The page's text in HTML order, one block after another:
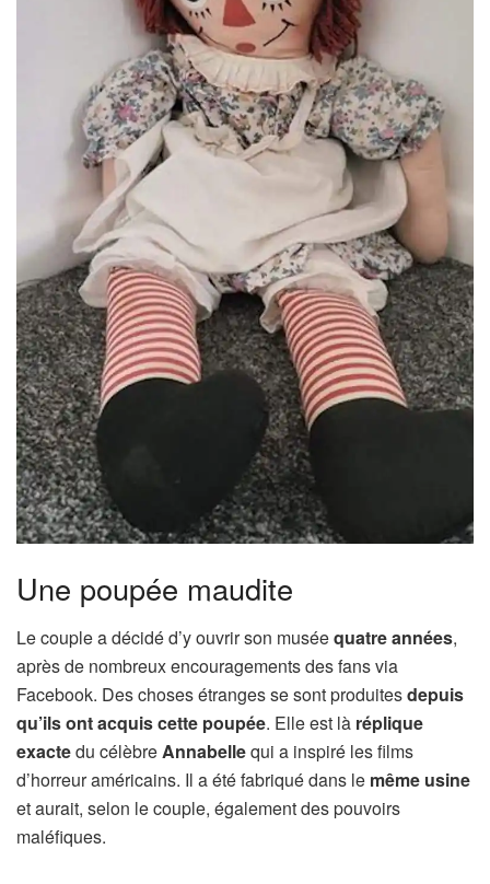
Une poupée maudite
Le couple a décidé d’y ouvrir son muséequatre années,
après de nombreux encouragements des fans via
Facebook. Des choses étranges se sont produitesdepuis
qu’ils ont acquis cette poupée. Elle est là réplique
exactedu célèbre Annabellequi a inspiré les films
d’horreur américains. Il a été fabriqué dans le même usine
et aurait, selon le couple, également des pouvoirs
maléfiques.